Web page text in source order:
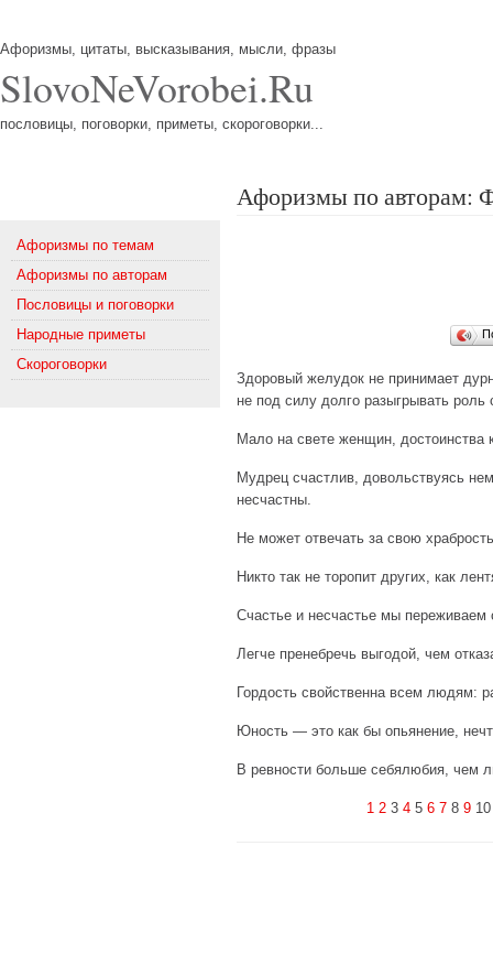
Афоризмы, цитаты, высказывания, мысли, фразы
SlovoNeVorobei.Ru
пословицы, поговорки, приметы, скороговорки...
Афоризмы по темам
Афоризмы по авторам
Пословицы и поговорки
Народные приметы
Скороговорки
Афоризмы по авторам:
Здоровый желудок не принимает
не под силу долго разыгрывать роль
Мало на свете женщин, достоинства
Мудрец счастлив, довольствуясь
несчастны.
Не может отвечать за свою
Никто так не торопит других, как
Счастье и несчастье мы
Легче пренебречь выгодой, чем
Гордость свойственна всем людям:
Юность — это как бы опьянение,
В ревности больше себялюбия, чем
1 2 3 4 5 6 7 8 9